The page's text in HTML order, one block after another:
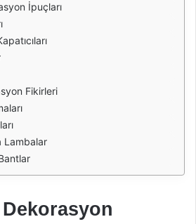
İpuçları
Fikirleri
Lambalar